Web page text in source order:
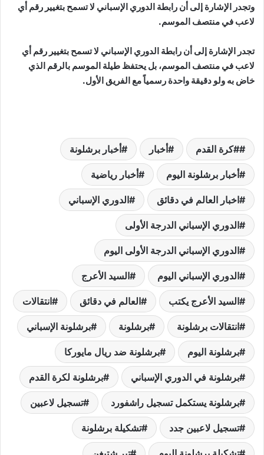
وتجدر الإشارة إلى أن رابطة الدوري الإسباني لا تسمح بتغيير رقم أي
لاعب في منتصف الموسم.
تجدر الإشارة إلى أن رابطة الدوري الإسباني لا تسمح بتغيير رقم أي
لاعب في منتصف الموسم، بل يحتفظ طيلة الموسم بالرقم الذي
خاض به ولو دقيقة واحدة رسمياً مع الفريق الأول.
#كرة القدم أخبار أخبار برشلونة
أخبار برشلونة اليوم أخبار رياضية
اخبار العالم في دقائق الدوري الإسباني
الدوري الإسباني الدرجة الأولى
الدوري الإسباني الدرجة الأولى اليوم
الدوري الإسباني اليوم السيد الأعرج
السيد الأعرج يكتب العالم في دقائق انتقالات
انتقالات برشلونة برشلونة برشلونة الإسباني
برشلونة اليوم برشلونة ضد ريال مايوركا
برشلونة في الدوري الإسباني برشلونة لكرة القدم
برشلونة يستكمل تسجيل راشفورد تسجيل لاعبين
تسجيل لاعبين جدد تشكيلة برشلونة